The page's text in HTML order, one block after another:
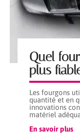
Quel
plus
Les fourgons
quantité et en
innovations
matériel
En savoir plus